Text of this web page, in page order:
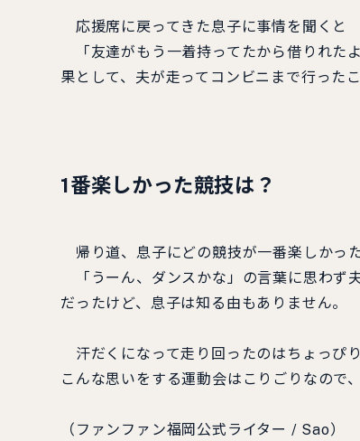
応援席に戻ってきた息子に事情を聞くと
「友達がもう一着持ってたから借りれた
果として、夫が走ってコンビニまで行った
1番楽しかった競技は？
帰り道、息子にどの競技が一番楽しかっ
「うーん、ダンスかな」の言葉に思わず
だったけど、息子は知る由もありません。
汗だくになって走り回ったのはちょっぴ
こんな思いをする運動会はこりごりなので
（ファンファン福岡公式ライター / Sao）